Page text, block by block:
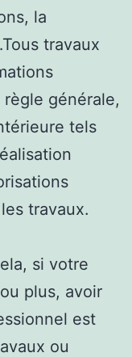
la
travaux
règle générale,
tels
travaux.
si votre
plus, avoir
est
ou